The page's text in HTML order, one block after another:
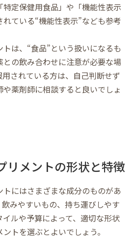
定保健用食品」や「機能性表示
ている“機能性表示”なども参考
は、“食品”という扱いになるも
との飲み合わせに注意が必要な場
されている方は、自己判断せず
薬剤師に相談すると良いでしょ
リメントの形状と特徴
にはさまざまな成分のものがあ
飲みやすいもの、持ち運びしやす
ルや予算によって、適切な形状
トを選ぶとよいでしょう。